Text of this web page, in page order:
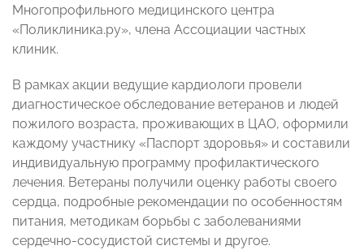
Многопрофильного медицинского центра
«Поликлиника.ру», члена Ассоциации частных
клиник.
В рамках акции ведущие кардиологи провели
диагностическое обследование ветеранов и людей
пожилого возраста, проживающих в ЦАО, оформили
каждому участнику «Паспорт здоровья» и составили
индивидуальную программу профилактического
лечения. Ветераны получили оценку работы своего
сердца, подробные рекомендации по особенностям
питания, методикам борьбы с заболеваниями
сердечно-сосудистой системы и другое.